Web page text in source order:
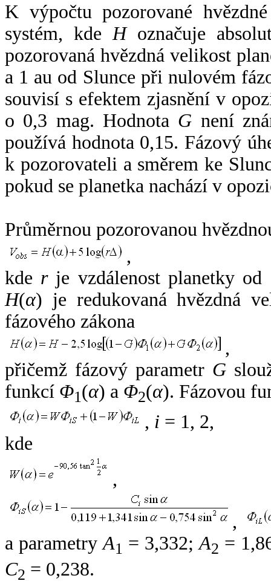
K výpočtu pozorované
systém, kde Hoznačuje
pozorovaná hvězdná velikost
a 1 au od Slunce při nulovém
souvisí s efektem zjasnění v
o 0,3 mag. Hodnota G není
používá hodnota 0,15. Fázový
k pozorovateli a směrem ke
pokud se planetka nachází v
Průměrnou pozorovanou
,
kde rje vzdálenost planetky od
H(α) je redukovaná hvězdná
fázového zákona
,
přičemž fázový parametr G
funkcí Φ1(α) a Φ2(α). Fázovou
, i = 1, 2,
kde
,
,
a parametryA1 = 3,332;A2 =
C2 = 0,238.